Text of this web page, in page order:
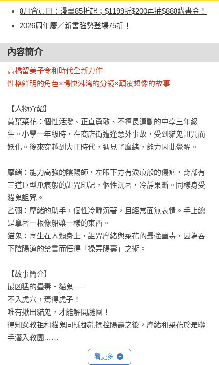
8月會員日：漫畫85折起；$1199折$200再抽$888購書金！
2026周年慶／新書強勢登場75折！
內容簡介
高橋留美子令和時代全新力作
性格鮮明的角色×暢快淋漓的分鏡×顛覆想像的故事
【人物介紹】
黄葉菜花：個性活潑、正直勇敢、不擅長運動的中學三年級
生。小學一年級時，在商店街遭逢意外事故，受到貓鬼詛咒而
妖化。後來穿越到大正時代，遇見了摩緒，能力因此覺醒。
摩緒：能力高強的陰陽師，左眼下方有淚痕般的傷疤，背部有
三道巨型爪痕般的詛咒印記，個性沉著，冷靜果斷。同樣身受
貓鬼詛咒。
乙彌：摩緒的助手，個性冷靜沉著，且經常面無表情。手上總
是拿著一根像船槳一樣的東西。
猫鬼：寄生在人類身上，詛咒摩緒與菜花的最強蠱毒，因為吞
下陰陽道的禁書而悟得「操弄陽壽」之術。
【故事簡介】
最凶猛的蠱毒‧貓鬼──
不入虎穴，焉得虎子！
唯有揪出貓鬼，才能解開謎團！
得知女教祖和貓鬼同樣都能操控陽壽之後，摩緒和菜花於是聯
手潛入教團……
看更多